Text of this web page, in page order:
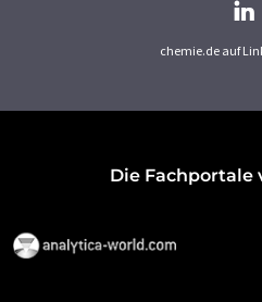
chemie.de auf
Die Fachportale